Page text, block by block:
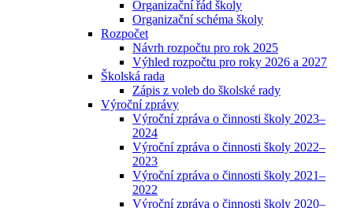
Organizační řád školy
Organizační schéma školy
Rozpočet
Návrh rozpočtu pro rok 2025
Výhled rozpočtu pro roky 2026 a 2027
Školská rada
Zápis z voleb do školské rady
Výroční zprávy
Výroční zpráva o činnosti školy 2023–
2024
Výroční zpráva o činnosti školy 2022–
2023
Výroční zpráva o činnosti školy 2021–
2022
Výroční zpráva o činnosti školy 2020–